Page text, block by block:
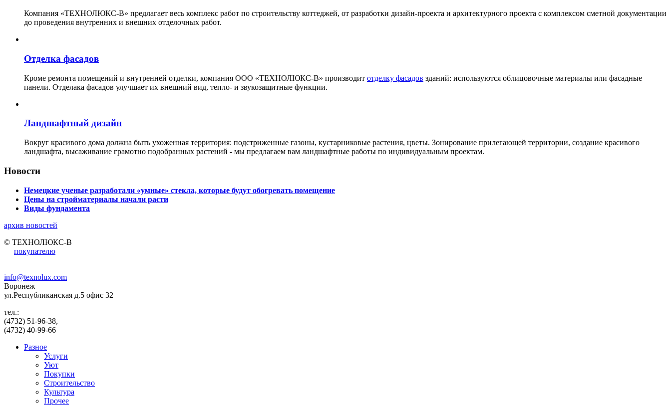
Компания «ТЕХНОЛЮКС-В» предлагает весь комплекс работ по строительству коттеджей, от разработки дизайн-проекта и архитектурного проекта с комплексом сметной документации
до проведения внутренних и внешних отделочных работ.
Отделка фасадов
Кроме ремонта помещений и внутренней отделки, компания ООО «ТЕХНОЛЮКС-В» производит отделку фасадов зданий: используются облицовочные материалы или фасадные
панели. Отделака фасадов улучшает их внешний вид, тепло- и звукозащитные функции.
Ландшафтный дизайн
Вокруг красивого дома должна быть ухоженная территория: подстриженные газоны, кустарниковые растения, цветы. Зонирование прилегающей территории, создание красивого
ландшафта, высаживание грамотно подобранных растений - мы предлагаем вам ландшафтные работы по индивидуальным проектам.
Новости
Немецкие ученые разработали «умные» стекла, которые будут обогревать помещение
Цены на стройматериалы начали расти
Виды фундамента
архив новостей
© ТЕХНОЛЮКС-В
покупателю
info@texnolux.com
Воронеж
ул.Республиканская д.5 офис 32
тел.:
(4732) 51-96-38,
(4732) 40-99-66
Разное
Услуги
Уют
Покупки
Строительство
Культура
Прочее